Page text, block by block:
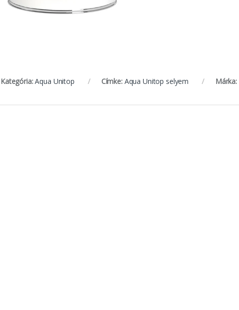
Kategória:Aqua Unitop Címke: Aqua Unitop selyem Márka: